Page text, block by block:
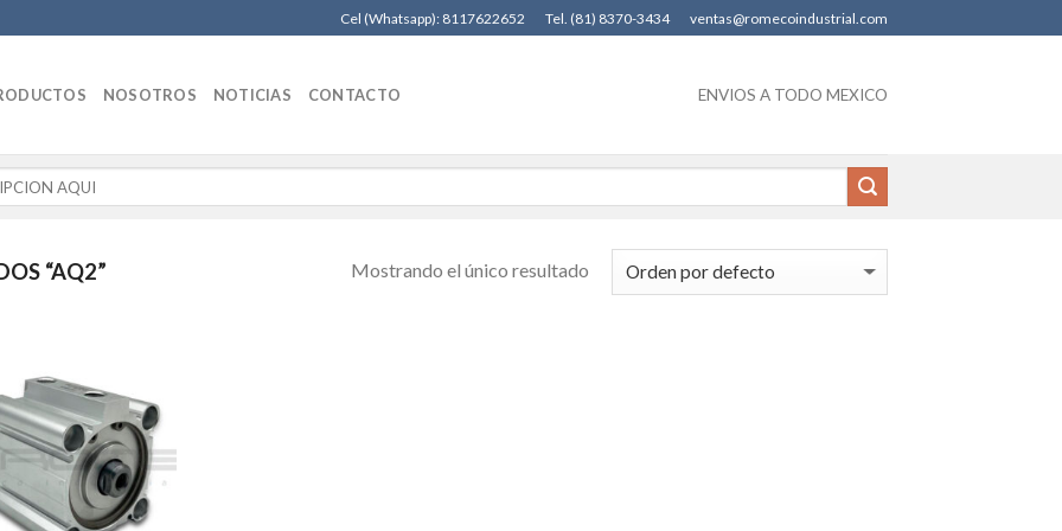
Cel (Whatsapp): 8117622652 Tel. (81) 8370-3434 ventas@romecoindustrial.com
NOSOTROS NOTICIAS CONTACTO ENVIOS A TODO MEXICO
“AQ2” Mostrando el único resultado